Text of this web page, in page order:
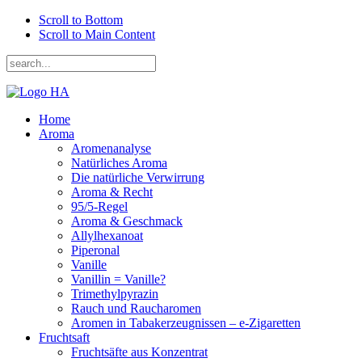
Scroll to Bottom
Scroll to Main Content
Home
Aroma
Aromenanalyse
Natürliches Aroma
Die natürliche Verwirrung
Aroma & Recht
95/5-Regel
Aroma & Geschmack
Allylhexanoat
Piperonal
Vanille
Vanillin = Vanille?
Trimethylpyrazin
Rauch und Raucharomen
Aromen in Tabakerzeugnissen – e-Zigaretten
Fruchtsaft
Fruchtsäfte aus Konzentrat